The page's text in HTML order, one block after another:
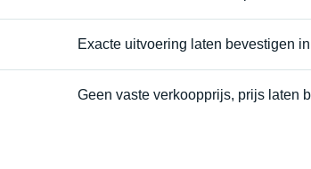
Exacte uitvoering laten bevestigen
Geen vaste verkoopprijs, prijs laten